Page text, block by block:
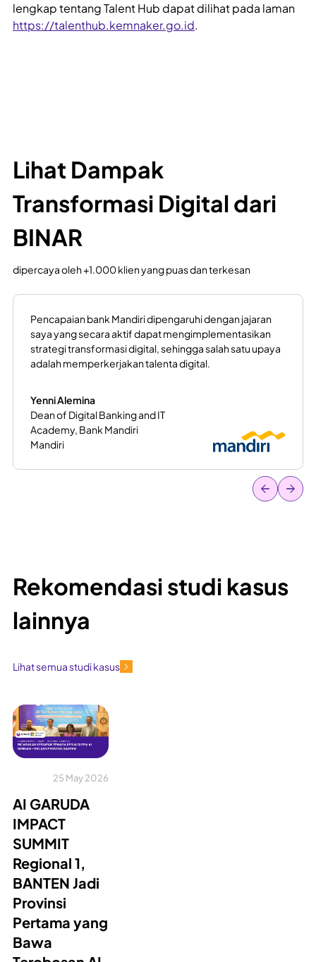
lengkap tentang Talent Hub dapat dilihat pada laman
https://talenthub.kemnaker.go.id.
Lihat Dampak
Transformasi Digital dari
BINAR
dipercaya oleh +1.000 klien yang puas dan terkesan
I am delighted to have such a durable strategic
partnership with Binar to generate a comprehensive
bootcamp program to prepare students from various
backgrounds to become professional programmers.
Irliany
Program Associate - Glints
Glints
Rekomendasi studi kasus
lainnya
Lihat semua studi kasus
25 May 2026
AI GARUDA
IMPACT
SUMMIT
Regional 1,
BANTEN Jadi
Provinsi
Pertama yang
Bawa